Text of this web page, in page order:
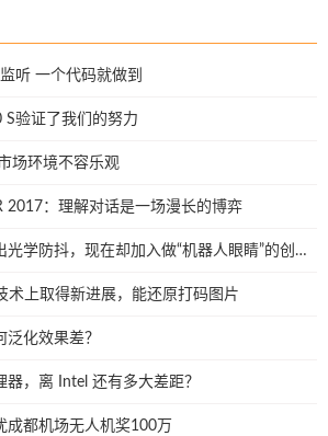
听 一个代码就做到
验证了我们的努力
场环境不容乐观
2017：理解对话是一场漫长的博弈
学防抖，现在却加入做“机器人眼睛”的创业
术上取得新进展，能还原打码图片
化效果差？
，离 Intel 还有多大差距？
成都机场无人机奖100万